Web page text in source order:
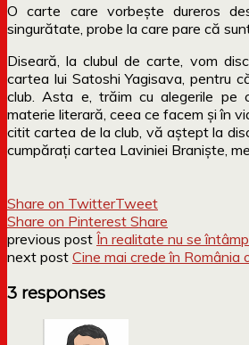
O carte care vorbește dureros
singurătate, probe la care pare că
Diseară, la clubul de carte, vom
cartea lui Satoshi Yagisava, pentru
club. Asta e, trăim cu alegerile pe
materie literară, ceea ce facem și în
citit cartea de la club, vă aștept la
cumpărați cartea Laviniei Braniște,
Share on TwitterTweet
Share on Pinterest Share
previous post În realitate nu se
next post Cine mai crede în România
3 responses